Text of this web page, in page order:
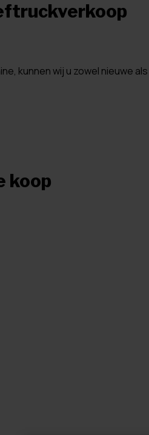
kunnen wij u zowel nieuwe als
koop